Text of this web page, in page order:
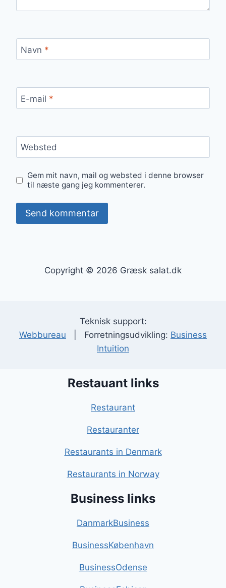
Navn *
E-mail *
Websted
Gem mit navn, mail og websted i denne browser
til næste gang jeg kommenterer.
Copyright © 2026 Græsk salat.dk
Teknisk support:
Webbureau | Forretningsudvikling: Business
Intuition
Restauant links
Restaurant
Restauranter
Restaurants in Denmark
Restaurants in Norway
Business links
DanmarkBusiness
BusinessKøbenhavn
BusinessOdense